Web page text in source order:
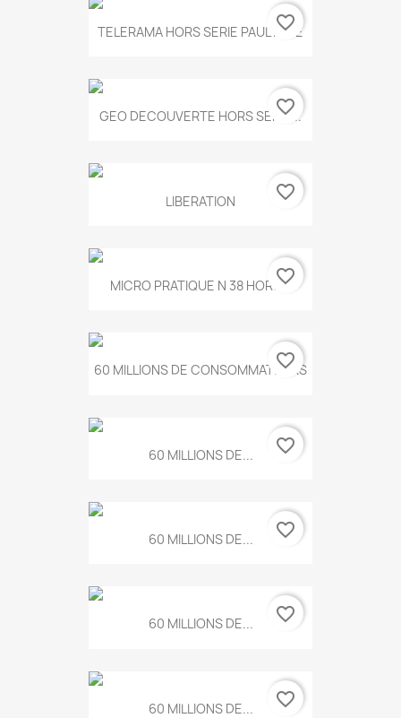
TELERAMA HORS SERIE PAUL KLEE
favorite_border
GEO DECOUVERTE HORS SERIE...
favorite_border
LIBERATION favorite_border
MICRO PRATIQUE N 38 HORS...
favorite_border
60 MILLIONS DE CONSOMMATEURS
favorite_border
60 MILLIONS DE... favorite_border
60 MILLIONS DE... favorite_border
60 MILLIONS DE... favorite_border
60 MILLIONS DE... favorite_border